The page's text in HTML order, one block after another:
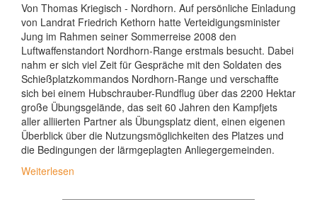
Von Thomas Kriegisch - Nordhorn. Auf persönliche Einladung
von Landrat Friedrich Kethorn hatte Verteidigungsminister
Jung im Rahmen seiner Sommerreise 2008 den
Luftwaffenstandort Nordhorn-Range erstmals besucht. Dabei
nahm er sich viel Zeit für Gespräche mit den Soldaten des
Schießplatzkommandos Nordhorn-Range und verschaffte
sich bei einem Hubschrauber-Rundflug über das 2200 Hektar
große Übungsgelände, das seit 60 Jahren den Kampfjets
aller alliierten Partner als Übungsplatz dient, einen eigenen
Überblick über die Nutzungsmöglichkeiten des Platzes und
die Bedingungen der lärmgeplagten Anliegergemeinden.
Weiterlesen